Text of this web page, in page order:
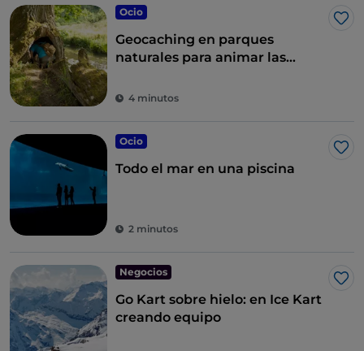
Ocio
Me
Geocaching en parques
naturales para animar las
4 minutos
Ocio
Me
Todo el mar en una piscina
2 minutos
Negocios
Me
Go Kart sobre hielo: en Ice Kart
creando equipo